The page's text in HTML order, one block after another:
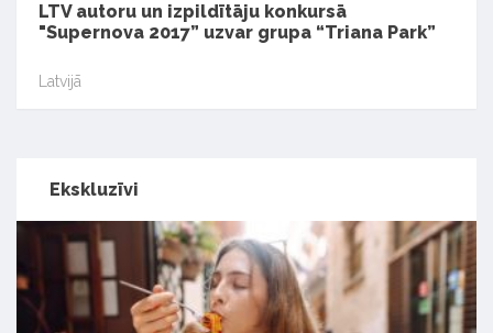
LTV autoru un izpildītāju konkursā
"Supernova 2017” uzvar grupa “Triana Park”
Latvijā
Ekskluzīvi